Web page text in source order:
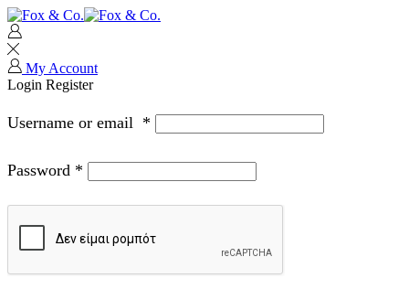
My Account
Login Register
Username or email *
Password *